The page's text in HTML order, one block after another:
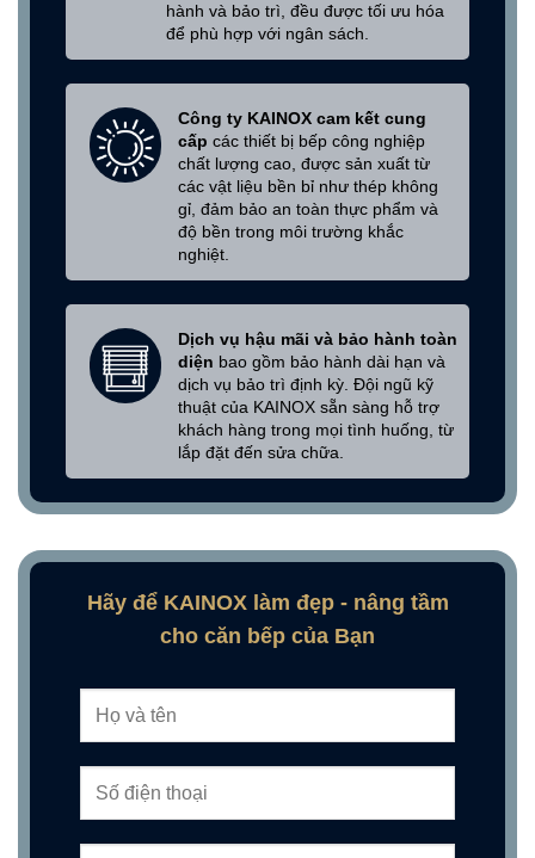
hành và bảo trì, đều được tối ưu hóa
để phù hợp với ngân sách.
Công ty KAINOX cam kết cung
cấp các thiết bị bếp công nghiệp
chất lượng cao, được sản xuất từ
các vật liệu bền bỉ như thép không
gỉ, đảm bảo an toàn thực phẩm và
độ bền trong môi trường khắc
nghiệt.
Dịch vụ hậu mãi và bảo hành toàn
diện bao gồm bảo hành dài hạn và
dịch vụ bảo trì định kỳ. Đội ngũ kỹ
thuật của KAINOX sẵn sàng hỗ trợ
khách hàng trong mọi tình huống, từ
lắp đặt đến sửa chữa.
Hãy để KAINOX làm đẹp - nâng tầm
cho căn bếp của Bạn